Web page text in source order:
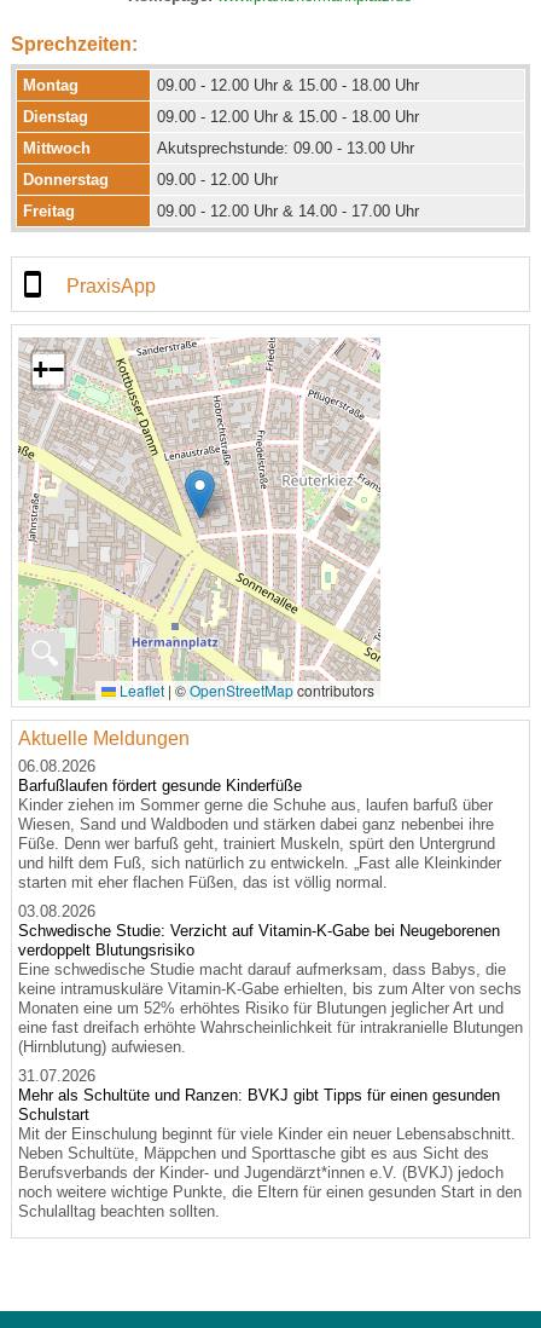
Sprechzeiten:
Montag
09.00 - 12.00 Uhr & 15.00 - 18.00 Uhr
Dienstag
09.00 - 12.00 Uhr & 15.00 - 18.00 Uhr
Mittwoch
Akutsprechstunde: 09.00 - 13.00 Uhr
Donnerstag
09.00 - 12.00 Uhr
Freitag
09.00 - 12.00 Uhr & 14.00 - 17.00 Uhr
PraxisApp
🔍
+−
Leaflet | ©OpenStreetMapcontributors
Aktuelle Meldungen
06.08.2026
Barfußlaufen fördert gesunde Kinderfüße
Kinder ziehen im Sommer gerne die Schuhe aus, laufen barfuß über
Wiesen, Sand und Waldboden und stärken dabei ganz nebenbei ihre
Füße. Denn wer barfuß geht, trainiert Muskeln, spürt den Untergrund
und hilft dem Fuß, sich natürlich zu entwickeln. „Fast alle Kleinkinder
starten mit eher flachen Füßen, das ist völlig normal.
03.08.2026
Schwedische Studie: Verzicht auf Vitamin-K-Gabe bei Neugeborenen
verdoppelt Blutungsrisiko
Eine schwedische Studie macht darauf aufmerksam, dass Babys, die
keine intramuskuläre Vitamin-K-Gabe erhielten, bis zum Alter von sechs
Monaten eine um 52% erhöhtes Risiko für Blutungen jeglicher Art und
eine fast dreifach erhöhte Wahrscheinlichkeit für intrakranielle Blutungen
(Hirnblutung) aufwiesen.
31.07.2026
Mehr als Schultüte und Ranzen: BVKJ gibt Tipps für einen gesunden
Schulstart
Mit der Einschulung beginnt für viele Kinder ein neuer Lebensabschnitt.
Neben Schultüte, Mäppchen und Sporttasche gibt es aus Sicht des
Berufsverbands der Kinder- und Jugendärzt*innen e.V. (BVKJ) jedoch
noch weitere wichtige Punkte, die Eltern für einen gesunden Start in den
Schulalltag beachten sollten.